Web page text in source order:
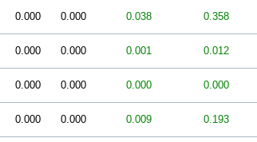
0.000 0.000 0.038 0.358
0.000 0.000 0.001 0.012
0.000 0.000 0.000 0.000
0.000 0.000 0.009 0.193